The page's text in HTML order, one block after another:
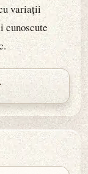
variații
cunoscute